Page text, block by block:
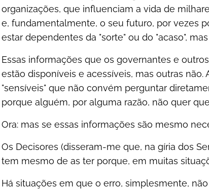
organizações, que influenciam a vida de
e, fundamentalmente, o seu futuro, por vezes
estar dependentes da "sorte" ou do "acaso",
Essas informações que os governantes e
estão disponíveis e acessíveis, mas outras
"sensíveis" que não convém perguntar
porque alguém, por alguma razão, não quer
Ora: mas se essas informações são mesmo
Os Decisores (disseram-me que, na gíria dos
tem mesmo de as ter porque, em muitas
Há situações em que o erro, simplesmente,